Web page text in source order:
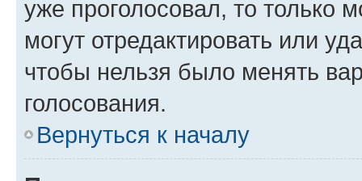
уже проголосовал, то только
могут отредактировать или
чтобы нельзя было менять
голосования.
Вернуться к началу